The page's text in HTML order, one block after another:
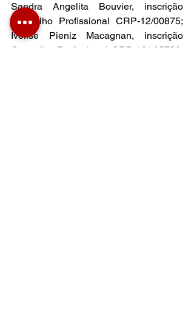
Sandra Angelita Bouvier, inscrição
Conselho Profissional CRP-12/00875;
Ivelise Pieniz Macagnan, inscrição
Conselho Profissional CRP-12/ 05738.